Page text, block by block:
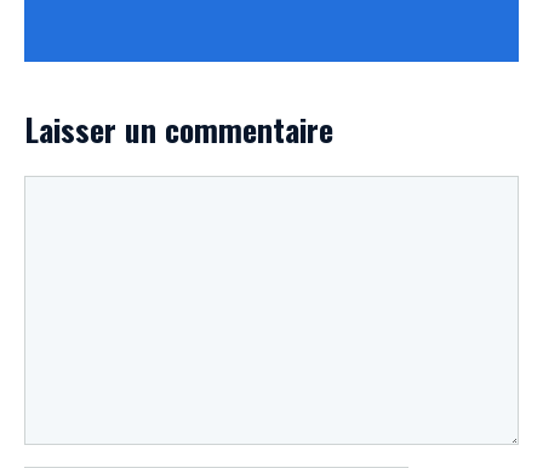
Laisser un commentaire